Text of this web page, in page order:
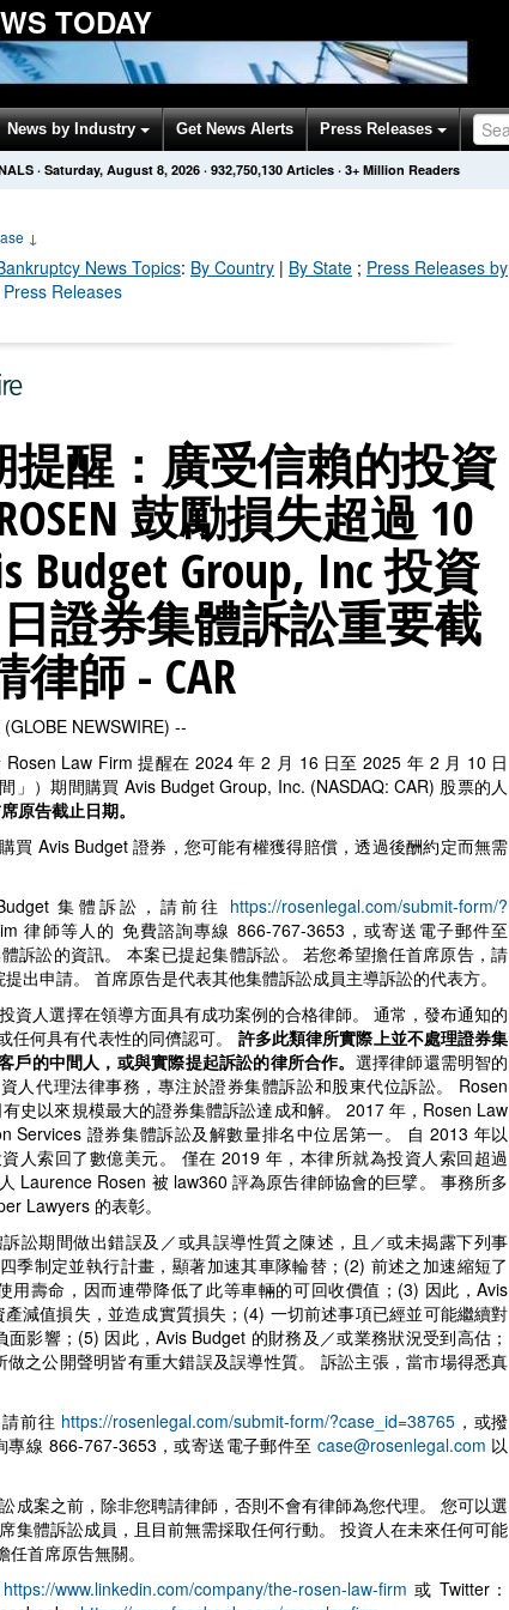
TODAY
News by Industry Get News Alerts Press Releases
· Saturday, August 8, 2026 · 932,750,130 Articles · 3+ Million Readers
↓
News Topics: By Country | By State ; Press Releases by
Releases
提醒：廣受信賴的投資
鼓勵損失超過 10
Budget Group, Inc 投資
證券集體訴訟重要截
師 - CAR
NEWSWIRE) --
Law Firm 提醒在 2024 年 2 月 16 日至 2025 年 2 月 10 日
」）期間購買 Avis Budget Group, Inc. (NASDAQ: CAR) 股票的人
原告截止日期。
買 Avis Budget 證券，您可能有權獲得賠償，透過後酬約定而無需
集體訴訟，請前往 https://rosenlegal.com/submit-form/?
律師等人的 免費諮詢專線 866-767-3653，或寄送電子郵件至
訴訟的資訊。 本案已提起集體訴訟。 若您希望擔任首席原告，請
提出申請。 首席原告是代表其他集體訴訟成員主導訴訟的代表方。
資人選擇在領導方面具有成功案例的合格律師。 通常，發布通知的
何具有代表性的同儕認可。
許多此類律所實際上並不處理證券集
的中間人，或與實際提起訴訟的律所合作。 選擇律師還需明智的
人代理法律事務，專注於證券集體訴訟和股東代位訴訟。 Rosen
史以來規模最大的證券集體訴訟達成和解。 2017 年，Rosen Law
Services 證券集體訴訟及解數量排名中位居第一。 自 2013 年以
人索回了數億美元。 僅在 2019 年，本律所就為投資人索回超過
Laurence Rosen 被 law360 評為原告律師協會的巨擘。 事務所多
Lawyers 的表彰。
訟期間做出錯誤及／或具誤導性質之陳述，且／或未揭露下列事
季制定並執行計畫，顯著加速其車隊輪替；(2) 前述之加速縮短了
用壽命，因而連帶降低了此等車輛的可回收價值；(3) 因此，Avis
減值損失，並造成實質損失；(4) 一切前述事項已經並可能繼續對
影響；(5) 因此，Avis Budget 的財務及／或業務狀況受到高估；
之公開聲明皆有重大錯誤及誤導性質。 訴訟主張，當市場得悉真
前往 https://rosenlegal.com/submit-form/?case_id=38765 ，或撥
線 866-767-3653，或寄送電子郵件至 case@rosenlegal.com 以
成案之前，除非您聘請律師，否則不會有律師為您代理。 您可以選
集體訴訟成員，且目前無需採取任何行動。 投資人在未來任何可能
首席原告無關。
https://www.linkedin.com/company/the-rosen-law-firm 或 Twitter：